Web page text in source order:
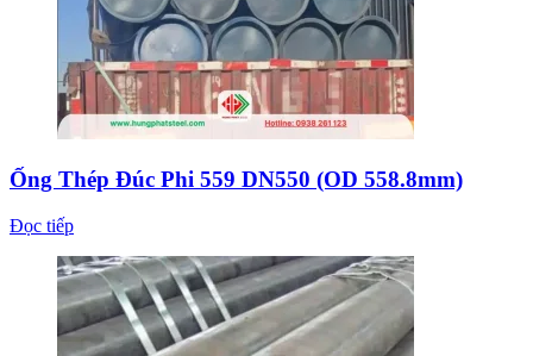
Ống Thép Đúc Phi 559 DN550 (OD 558.8mm)
Đọc tiếp